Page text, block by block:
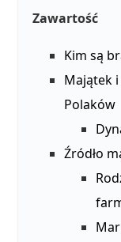
Zawartość
Kim są
Majątek
Polaków
Źródło